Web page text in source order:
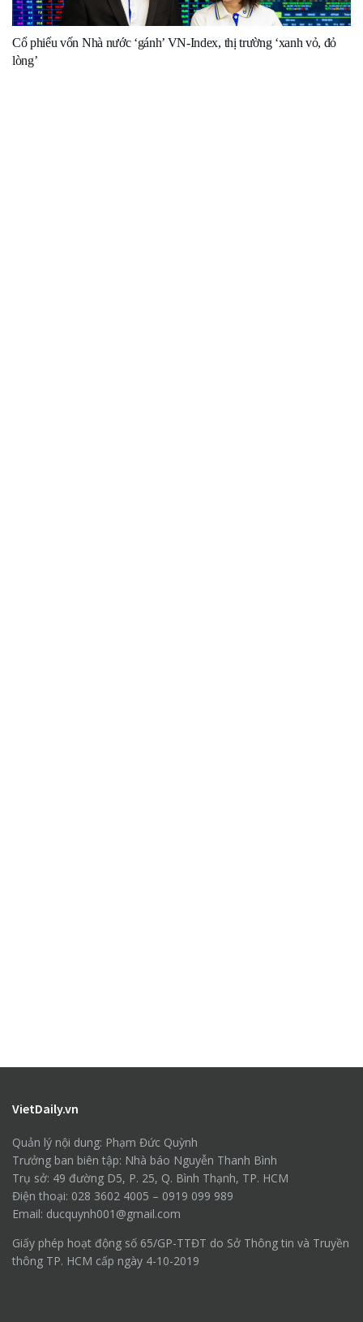
Cổ phiếu vốn Nhà nước ‘gánh’ VN-Index, thị trường ‘xanh vỏ, đỏ
lòng’
VietDaily.vn
Quản lý nội dung: Phạm Đức Quỳnh
Trưởng ban biên tập: Nhà báo Nguyễn Thanh Bình
Trụ sở: 49 đường D5, P. 25, Q. Bình Thạnh, TP. HCM
Điện thoại: 028 3602 4005 – 0919 099 989
Email: ducquynh001@gmail.com
Giấy phép hoạt động số 65/GP-TTĐT do Sở Thông tin và Truyền
thông TP. HCM cấp ngày 4-10-2019